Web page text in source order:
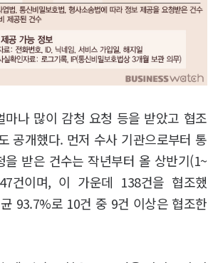
마나 많이 감청 요청 등을 받았고 협조
공개했다. 먼저 수사 기관으로부터 통
을 받은 건수는 작년부터 올 상반기(1~
건이며, 이 가운데 138건을 협조했
93.7%로 10건 중 9건 이상은 협조한